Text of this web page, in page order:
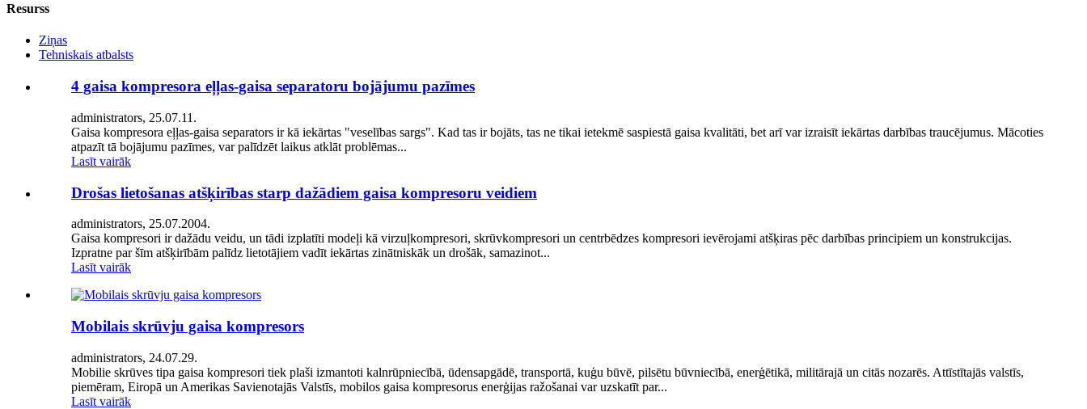
Resurss
Ziņas
Tehniskais atbalsts
4 gaisa kompresora eļļas-gaisa separatoru bojājumu pazīmes
administrators, 25.07.11.
Gaisa kompresora eļļas-gaisa separators ir kā iekārtas "veselības sargs". Kad tas ir bojāts, tas ne tikai ietekmē saspiestā gaisa kvalitāti, bet arī var izraisīt iekārtas darbības traucējumus. Mācoties
atpazīt tā bojājumu pazīmes, var palīdzēt laikus atklāt problēmas...
Lasīt vairāk
Drošas lietošanas atšķirības starp dažādiem gaisa kompresoru veidiem
administrators, 25.07.2004.
Gaisa kompresori ir dažādu veidu, un tādi izplatīti modeļi kā virzuļkompresori, skrūvkompresori un centrbēdzes kompresori ievērojami atšķiras pēc darbības principiem un konstrukcijas.
Izpratne par šīm atšķirībām palīdz lietotājiem vadīt iekārtas zinātniskāk un drošāk, samazinot...
Lasīt vairāk
Mobilais skrūvju gaisa kompresors
administrators, 24.07.29.
Mobilie skrūves tipa gaisa kompresori tiek plaši izmantoti kalnrūpniecībā, ūdensapgādē, transportā, kuģu būvē, pilsētu būvniecībā, enerģētikā, militārajā un citās nozarēs. Attīstītajās valstīs,
piemēram, Eiropā un Amerikas Savienotajās Valstīs, mobilos gaisa kompresorus enerģijas ražošanai var uzskatīt par...
Lasīt vairāk